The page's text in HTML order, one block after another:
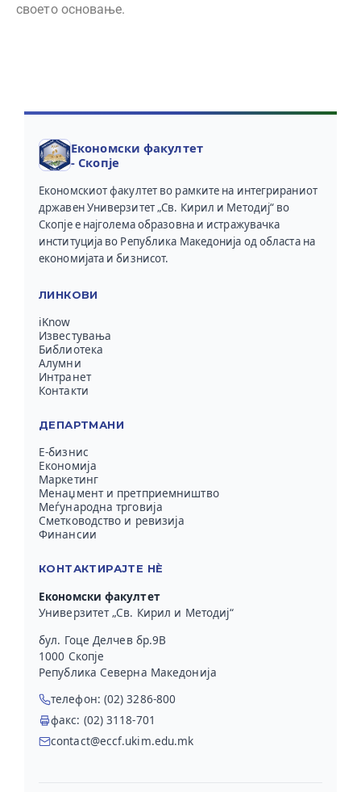
своето основање.
Економски факултет
- Скопје
Економскиот факултет во рамките на интегрираниот
државен Универзитет „Св. Кирил и Методиј“ во
Скопје е најголема образовна и истражувачка
институција во Република Македонија од областа на
економијата и бизнисот.
ЛИНКОВИ
iKnow
Известувања
Библиотека
Алумни
Интранет
Контакти
ДЕПАРТМАНИ
Е-бизнис
Економија
Маркетинг
Менаџмент и претприемништво
Меѓународна трговија
Сметководство и ревизија
Финансии
КОНТАКТИРАЈТЕ НЀ
Економски факултет
Универзитет „Св. Кирил и Методиј“
бул. Гоце Делчев бр.9В
1000 Скопје
Република Северна Македонија
телефон: (02) 3286-800
факс: (02) 3118-701
contact@eccf.ukim.edu.mk